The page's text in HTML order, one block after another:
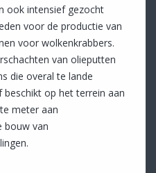
ook intensief gezocht
voor de productie van
voor wolkenkrabbers.
van olieputten
die overal te lande
op het terrein aan
meter aan
bouw van